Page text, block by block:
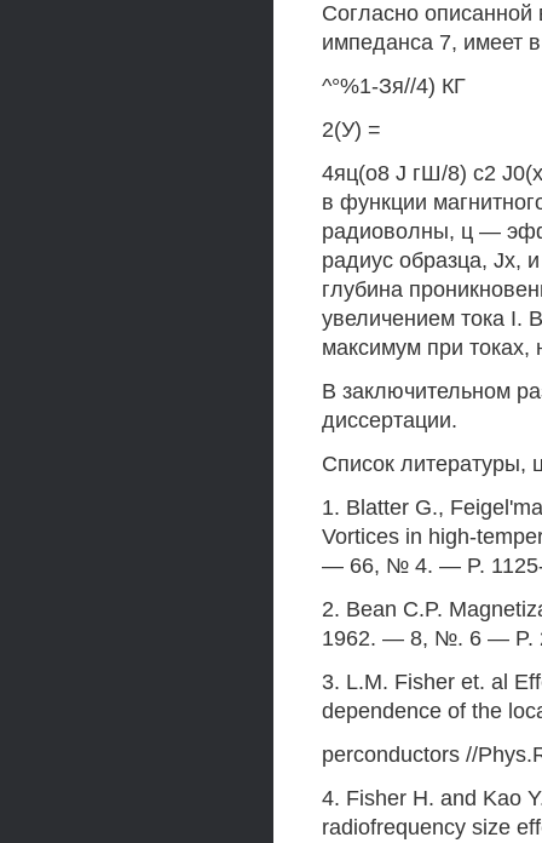
Согласно
импеданса 7, имеет
^°%1-Зя//4) КГ
2(У) =
4яц(о8 J гШ/8) с2
в функции
радиоволны, ц —
радиус образца, Jx,
глубина
увеличением тока I.
максимум при токах,
В заключительном
диссертации.
Список литературы,
1. Blatter G.,
Vortices in high-
— 66, № 4. — P.
2. Bean C.P.
1962. — 8, №. 6 — P.
3. L.M. Fisher et. al
dependence of the
perconductors //
4. Fisher H. and Kao
radiofrequency size